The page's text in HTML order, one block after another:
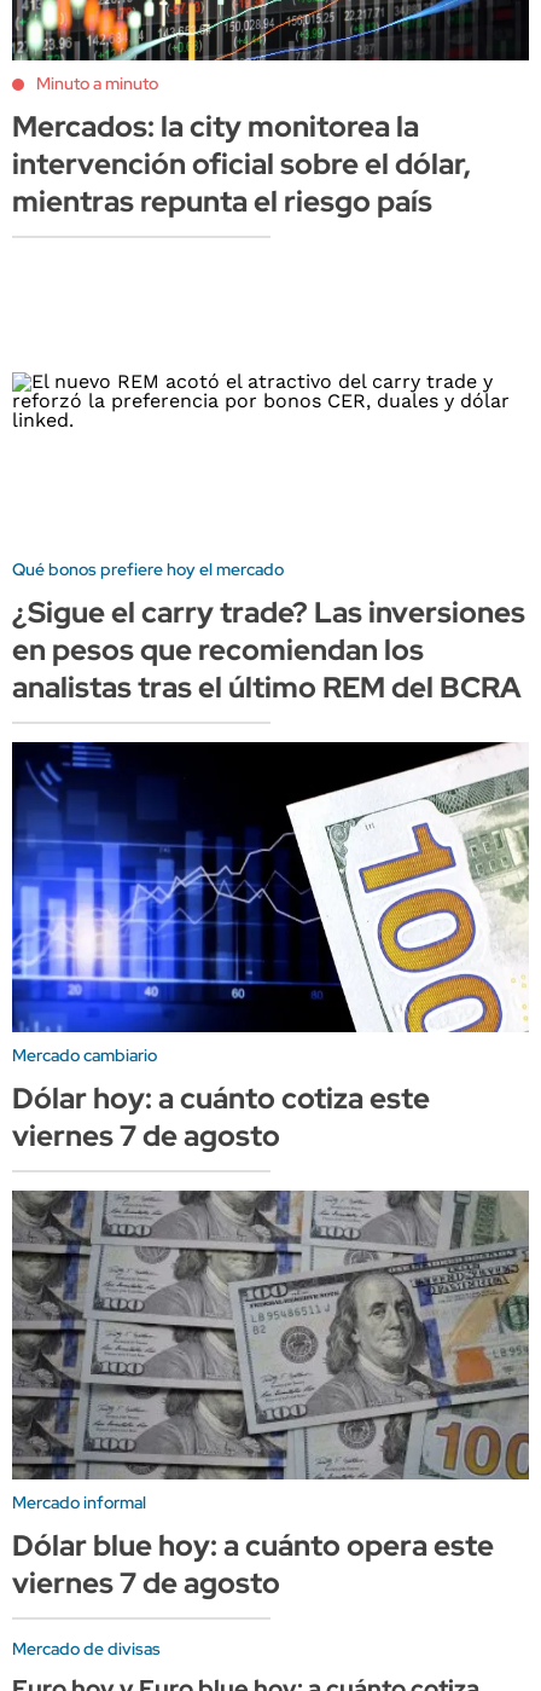
Minuto a minuto
Mercados: la city monitorea la
intervención oficial sobre el dólar,
mientras repunta el riesgo país
Qué bonos prefiere hoy el mercado
¿Sigue el carry trade? Las inversiones
en pesos que recomiendan los
analistas tras el último REM del BCRA
Mercado cambiario
Dólar hoy: a cuánto cotiza este
viernes 7 de agosto
Mercado informal
Dólar blue hoy: a cuánto opera este
viernes 7 de agosto
Mercado de divisas